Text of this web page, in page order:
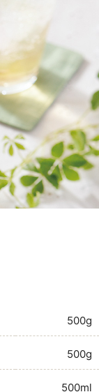
500g
500g
500ml